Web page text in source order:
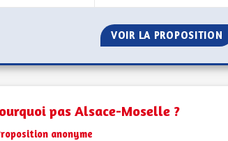
VOIR LA PROPOSITION
pas Alsace-Moselle ?
anonyme